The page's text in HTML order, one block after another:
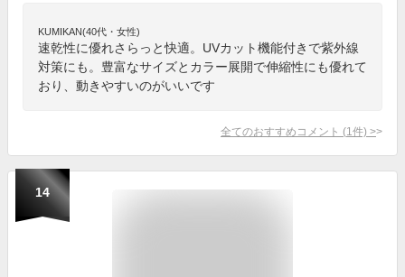
KUMIKAN(40代・女性)
速乾性に優れさらっと快適。UVカット機能付きで紫外線
対策にも。豊富なサイズとカラー展開で伸縮性にも優れて
おり、動きやすいのがいいです
全てのおすすめコメント (1 件) >
14